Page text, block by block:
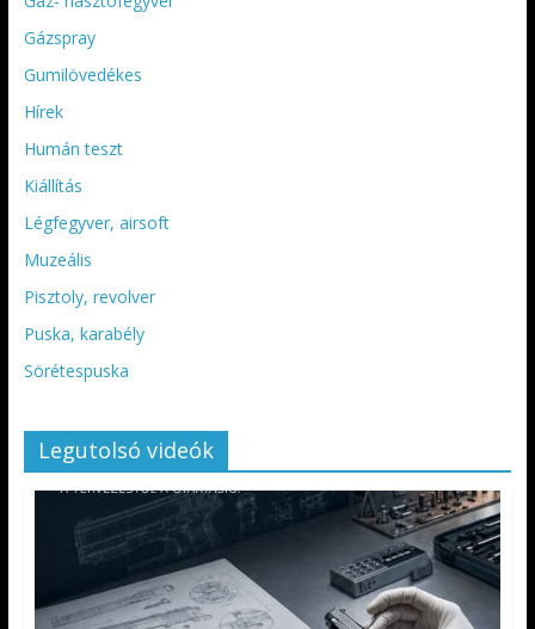
Gázspray
Gumilövedékes
Hírek
Humán teszt
Kiállítás
Légfegyver, airsoft
Muzeális
Pisztoly, revolver
Puska, karabély
Sörétespuska
Legutolsó videók